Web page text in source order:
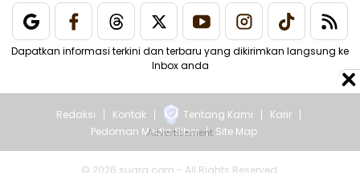
Dapatkan informasi terkini dan terbaru yang dikirimkan langsung ke
Inbox anda
Redaksi Kontak Tentang Kami
Karir
Pedoman Media Siber
Site Map
© 2026 suara.com - All Rights Reserved.